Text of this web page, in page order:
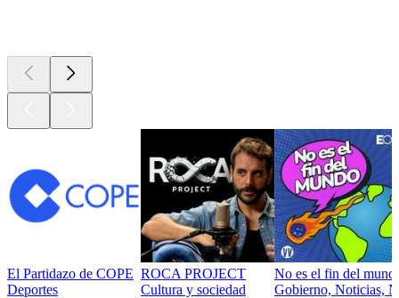
El Partidazo de COPE
Deportes
ROCA PROJECT
Cultura y sociedad
No es el fin del
Gobierno, Noticias,